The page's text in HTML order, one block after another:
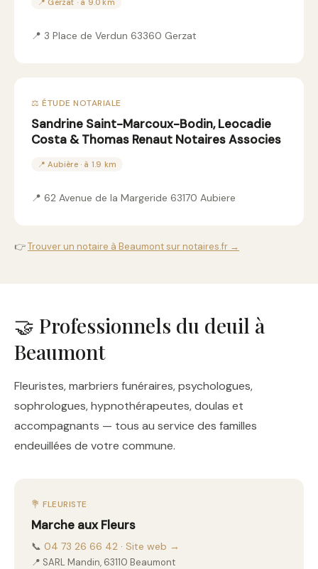
📍 Gerzat · à 9.0 km
📍 3 Place de Verdun 63360 Gerzat
⚖️ ÉTUDE NOTARIALE
Sandrine Saint-Marcoux-Bodin, Leocadie
Costa & Thomas Renaut Notaires Associes
📍 Aubière · à 1.9 km
📍 62 Avenue de la Margeride 63170 Aubiere
👉Trouver un notaire à Beaumont sur notaires.fr →
🤝 Professionnels du deuil à
Beaumont
Fleuristes, marbriers funéraires, psychologues,
sophrologues, hypnothérapeutes, doulas et
accompagnants — tous au service des familles
endeuillées de votre commune.
💐 FLEURISTE
Marche aux Fleurs
📞 04 73 26 66 42 · Site web →
📍 SARL Mandin, 63110 Beaumont